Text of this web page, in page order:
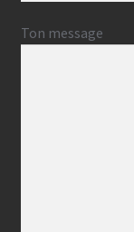
Ton message